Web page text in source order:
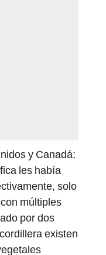
y Canadá;
les había
solo
múltiples
por dos
existen